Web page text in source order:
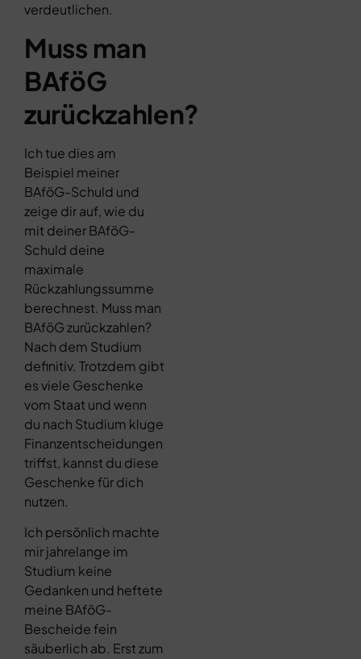
verdeutlichen.
Muss man
BAföG
zurückzahlen?
Ich tue dies am
Beispiel meiner
BAföG-Schuld und
zeige dir auf, wie du
mit deiner BAföG-
Schuld deine
maximale
Rückzahlungssumme
berechnest. Muss man
BAföG zurückzahlen?
Nach dem Studium
definitiv. Trotzdem gibt
es viele Geschenke
vom Staat und wenn
du nach Studium kluge
Finanzentscheidungen
triffst, kannst du diese
Geschenke für dich
nutzen.
Ich persönlich machte
mir jahrelange im
Studium keine
Gedanken und heftete
meine BAföG-
Bescheide fein
säuberlich ab. Erst zum